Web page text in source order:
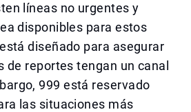
líneas no urgentes y
disponibles para estos
diseñado para asegurar
de reportes tengan un canal
999 está reservado
las situaciones más